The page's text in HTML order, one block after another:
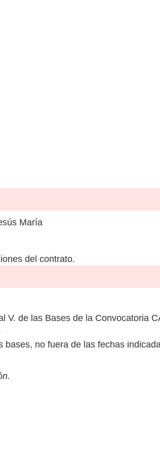
María
del contrato.
V. de las Bases de la Convocatoria
no fuera de las fechas